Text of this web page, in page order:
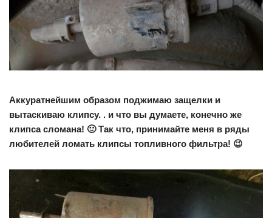
Аккуратнейшим образом поджимаю защелки и
вытаскиваю клипсу. . и что вы думаете, конечно же
клипса сломана! 🙂 Так что, принимайте меня в ряды
любителей ломать клипсы топливного фильтра! 😉